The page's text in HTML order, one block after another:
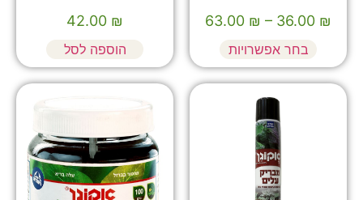
₪
–
₪
בחר אפשרויות
₪
הוספה לסל